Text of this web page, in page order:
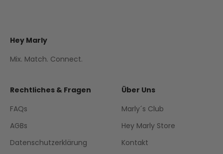
Hey Marly
Mix. Match. Connect.
Rechtliches & Fragen
FAQs
AGBs
Datenschutzerklärung
Über Uns
Marly´s Club
Hey Marly Store
Kontakt